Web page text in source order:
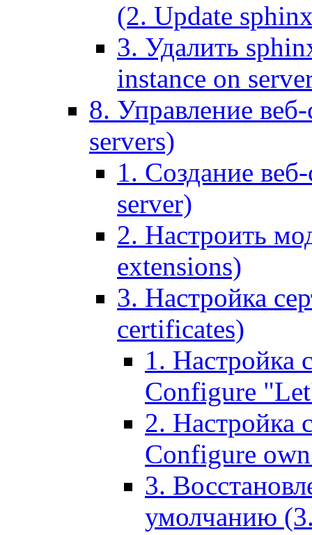
(2. Update
3. Удалить
instance on
8. Управление
servers)
1. Создание
server)
2. Настроить
extensions)
3. Настройка
certificates)
1. Настройка
Configure
2. Настройка
Configure
3.
умолчанию